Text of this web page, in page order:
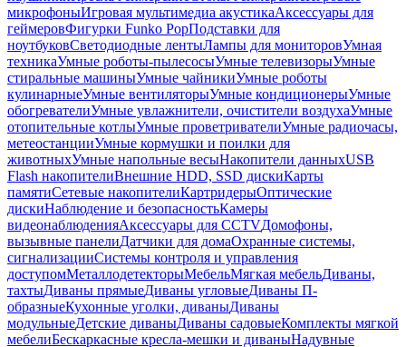
микрофоныИгровая мультимедиа акустикаАксессуары для
геймеровФигурки Funko PopПодставки для
ноутбуковСветодиодные лентыЛампы для мониторовУмная
техникаУмные роботы-пылесосыУмные телевизорыУмные
стиральные машиныУмные чайникиУмные роботы
кулинарныеУмные вентиляторыУмные кондиционерыУмные
обогревателиУмные увлажнители, очистители воздухаУмные
отопительные котлыУмные проветривателиУмные радиочасы,
метеостанцииУмные кормушки и поилки для
животныхУмные напольные весыНакопители данныхUSB
Flash накопителиВнешние HDD, SSD дискиКарты
памятиСетевые накопителиКартридерыОптические
дискиНаблюдение и безопасностьКамеры
видеонаблюденияАксессуары для CCTVДомофоны,
вызывные панелиДатчики для домаОхранные системы,
сигнализацииСистемы контроля и управления
доступомМеталлодетекторыМебельМягкая мебельДиваны,
тахтыДиваны прямыеДиваны угловыеДиваны П-
образныеКухонные уголки, диваныДиваны
модульныеДетские диваныДиваны садовыеКомплекты мягкой
мебелиБескаркасные кресла-мешки и диваныНадувные